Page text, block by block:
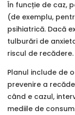
În funcție de caz,
(de exemplu,
psihiatrică. Dacă
tulburări de
riscul de recădere.
Planul include de
prevenire a
când e cazul,
mediile de